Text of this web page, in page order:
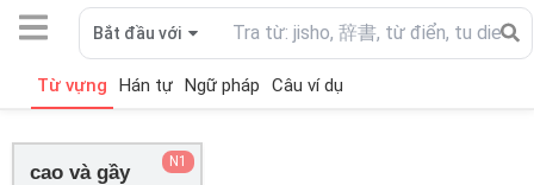
Bắt đầu với
Từ vựng Hán tự Ngữ pháp Câu ví dụ
cao và gầy N1